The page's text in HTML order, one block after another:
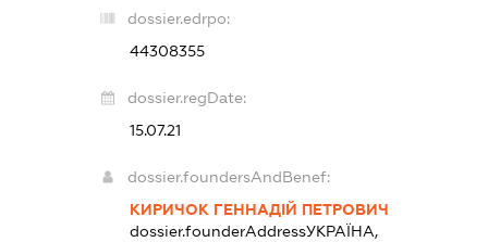
dossier.edrpo:
44308355
dossier.regDate:
15.07.21
dossier.foundersAndBenef:
КИРИЧОК ГЕННАДІЙ ПЕТРОВИЧ
dossier.founderAddressУКРАЇНА,